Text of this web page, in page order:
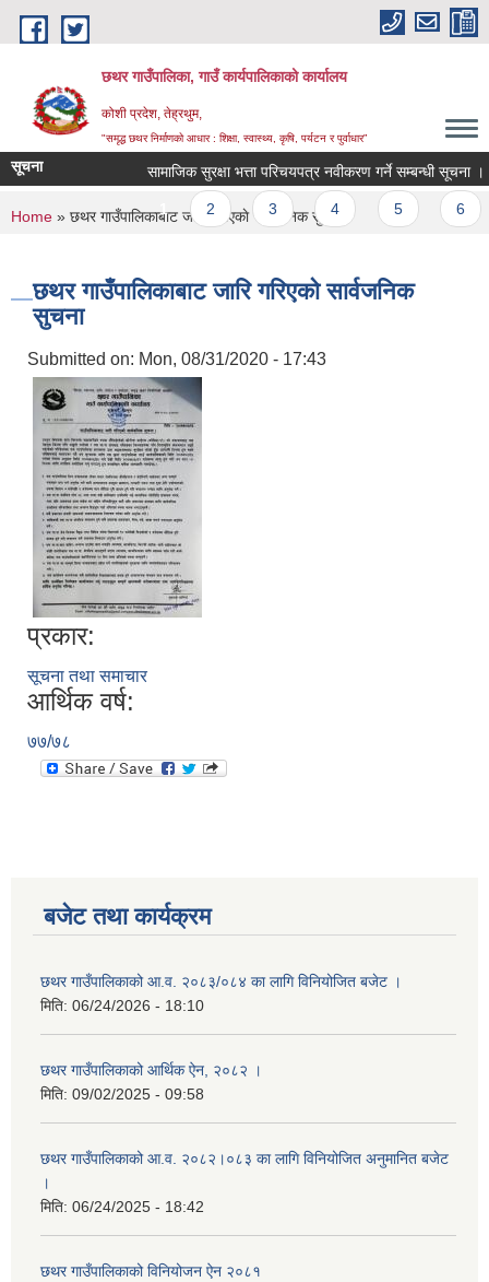
Skip to main content
छथर गाउँपालिका, गाउँ कार्यपालिकाको कार्यालय
कोशी प्रदेश, तेह्रथुम,
"समृद्ध छथर निर्माणको आधार : शिक्षा, स्वास्थ्य, कृषि, पर्यटन र पुर्वाधार”
सूचना सामाजिक सुरक्षा भत्ता परिचयपत्र नवीकरण गर्ने सम्बन्धी सूचना ।
Pages
1 2 3 4
You are here
Home » छथर गाउँपालिकाबाट जारि गरिएकाे सार्वजनिक सुचना
छथर गाउँपालिकाबाट जारि गरिएकाे सार्वजनिक
सुचना
Submitted on: Mon, 08/31/2020 - 17:43
प्रकार:
सूचना तथा समाचार
आर्थिक वर्ष:
७७/७८
बजेट तथा कार्यक्रम
छथर गाउँपालिकाको आ.व. २०८३/०८४ का लागि विनियोजित बजेट ।
मिति: 06/24/2026 - 18:10
छथर गाउँपालिकाको आर्थिक ऐन, २०८२ ।
मिति: 09/02/2025 - 09:58
छथर गाउँपालिकाको आ.व. २०८२।०८३ का लागि विनियोजित अनुमानित बजेट
।
मिति: 06/24/2025 - 18:42
छथर गाउँपालिकाको विनियोजन ऐन २०८१